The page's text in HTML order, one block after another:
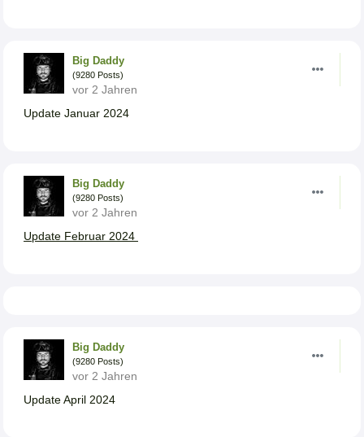
Big Daddy
(9280 Posts)
vor 2 Jahren
Update Januar 2024
Big Daddy
(9280 Posts)
vor 2 Jahren
Update Februar 2024
Big Daddy
(9280 Posts)
vor 2 Jahren
Update April 2024